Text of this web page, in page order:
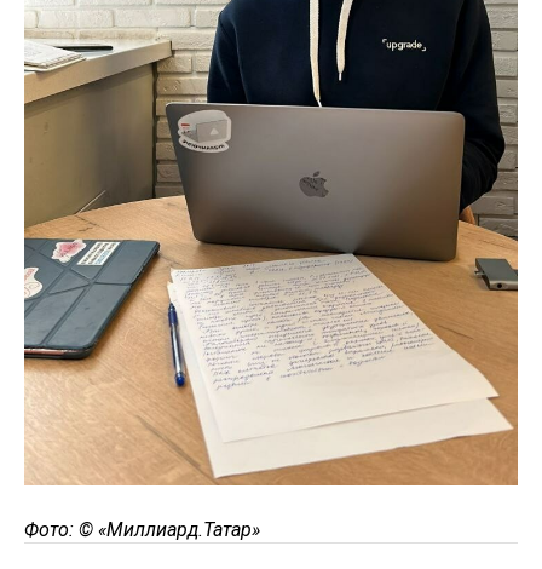
Фото: © «Миллиард.Татар»